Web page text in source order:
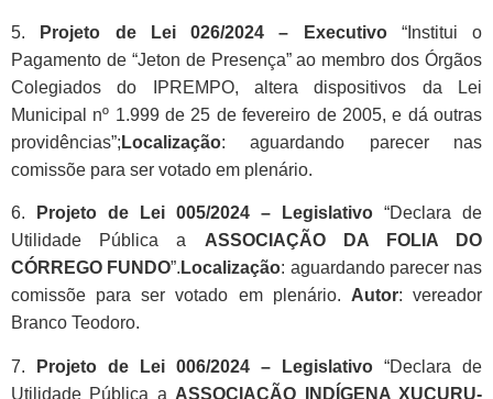
5. Projeto de Lei 026/2024 – Executivo“Institui o
Pagamento de “Jeton de Presença” ao membro dos Órgãos
Colegiados do IPREMPO, altera dispositivos da Lei
Municipal nº 1.999 de 25 de fevereiro de 2005, e dá outras
providências”; Localização: aguardando parecer nas
comissõe para ser votado em plenário.
6. Projeto de Lei 005/2024 – Legislativo “Declara de
Utilidade Pública a ASSOCIAÇÃO DA FOLIA DO
CÓRREGO FUNDO”. Localização: aguardando parecer nas
comissõe para ser votado em plenário. Autor: vereador
Branco Teodoro.
7. Projeto de Lei 006/2024 – Legislativo “Declara de
Utilidade Pública a ASSOCIAÇÃO INDÍGENA XUCURU-